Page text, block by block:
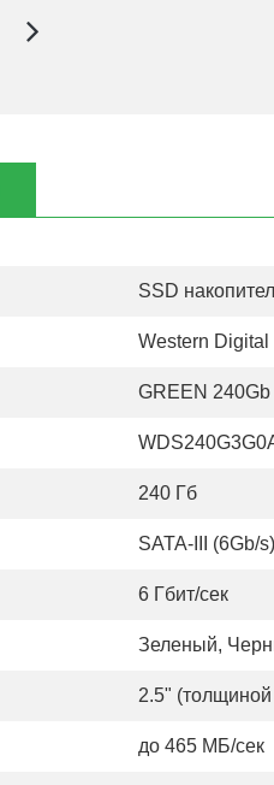
SSD
Western Digital
GREEN 240Gb
240 Гб
SATA-III (6Gb/s)
6 Гбит/сек
Зеленый,
2.5"
до 465 МБ/сек